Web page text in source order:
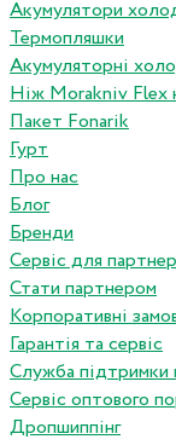
Акумулятори
Термопляшки
Акумуляторні
Ніж Morakniv Flex
Пакет Fonarik
Гурт
Про нас
Блог
Бренди
Сервіс для
Стати партнером
Корпоративні
Гарантія та сервіс
Служба підтримки
Сервіс оптового
Дропшиппінг